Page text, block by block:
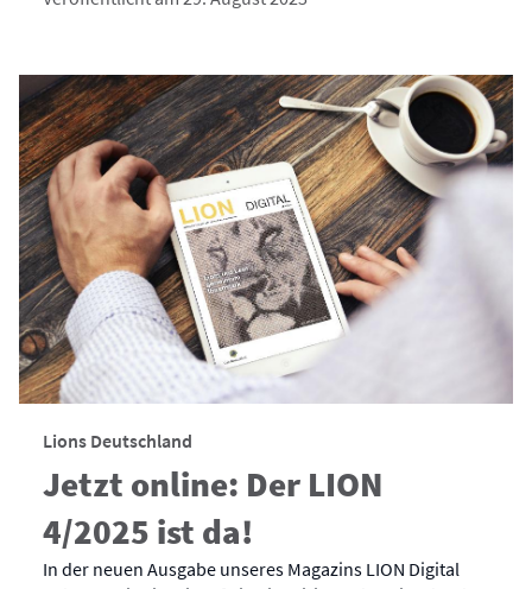
Lions Deutschland
Jetzt online: Der LION
4/2025 ist da!
In der neuen Ausgabe unseres Magazins LION Digital